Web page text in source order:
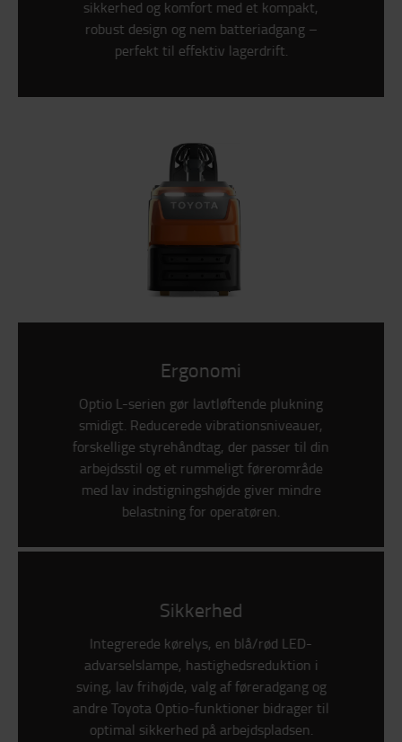
sikkerhed og komfort med et kompakt,
robust design og nem batteriadgang –
perfekt til effektiv lagerdrift.
Ergonomi
Optio L-serien gør lavtløftende plukning
smidigt. Reducerede vibrationsniveauer,
forskellige styrehåndtag, der passer til din
arbejdsstil og et rummeligt førerområde
med lav indstigningshøjde giver mindre
belastning for operatøren.
Sikkerhed
Integrerede kørelys, en blå/rød LED-
advarselslampe, hastighedsreduktion i
sving, lav frihøjde, valg af føreradgang og
andre Toyota Optio-funktioner bidrager til
optimal sikkerhed på arbejdspladsen.